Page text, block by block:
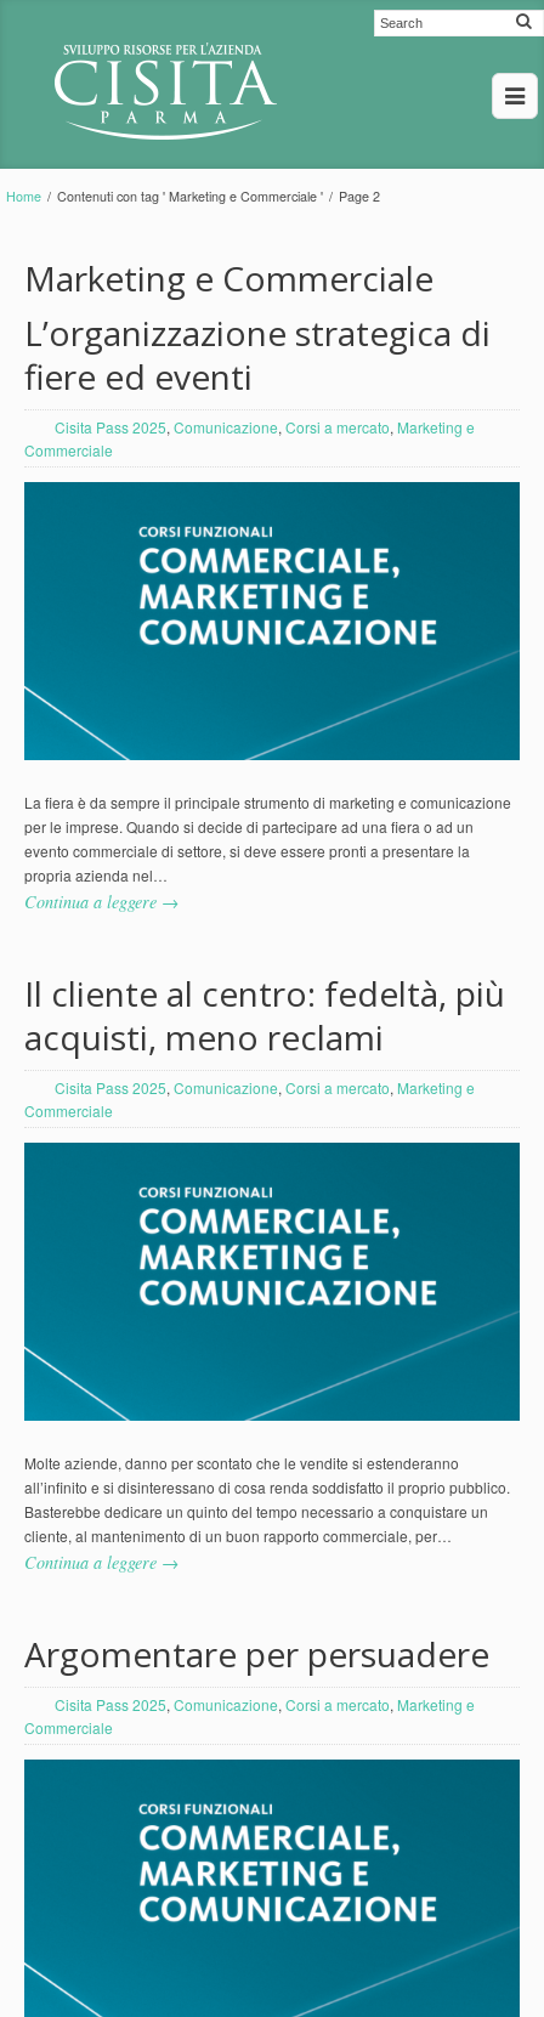
Home / Contenuti con tag ' Marketing e Commerciale ' / Page 2
Marketing e Commerciale
L’organizzazione strategica di
fiere ed eventi
Cisita Pass 2025, Comunicazione, Corsi a mercato, Marketing e
Commerciale
La fiera è da sempre il principale strumento di marketing e comunicazione
per le imprese. Quando si decide di partecipare ad una fiera o ad un
evento commerciale di settore, si deve essere pronti a presentare la
propria azienda nel…
Continua a leggere →
Il cliente al centro: fedeltà, più
acquisti, meno reclami
Cisita Pass 2025, Comunicazione, Corsi a mercato, Marketing e
Commerciale
Molte aziende, danno per scontato che le vendite si estenderanno
all’infinito e si disinteressano di cosa renda soddisfatto il proprio pubblico.
Basterebbe dedicare un quinto del tempo necessario a conquistare un
cliente, al mantenimento di un buon rapporto commerciale, per…
Continua a leggere →
Argomentare per persuadere
Cisita Pass 2025, Comunicazione, Corsi a mercato, Marketing e
Commerciale